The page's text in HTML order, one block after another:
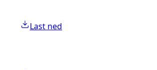
Last ned